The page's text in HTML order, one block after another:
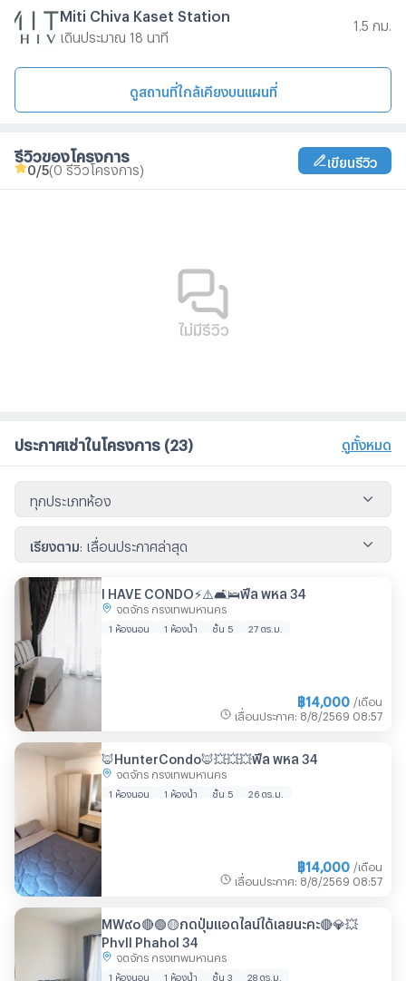
Miti Chiva Kaset Station
เดินประมาณ 18 นาที
1.5 กม.
ดูสถานที่ใกล้เคียงบนแผนที่
รีวิวของโครงการ
0 /5(0 รีวิวโครงการ)
เขียนรีวิว
ไม่มีรีวิว
ประกาศเช่าในโครงการ (23) ดูทั้งหมด
ทุกประเภทห้อง
เรียงตาม เลื่อนประกาศล่าสุด
I HAVE CONDO⚡️⚠️🛋️🛌ฟีล พหล 34
จตุจักร กรุงเทพมหานคร
1 ห้องนอน 1 ห้องน้ำ ชั้น 5 27 ตร.ม.
฿14,000 /เดือน
เลื่อนประกาศ : 8/8/2569 08:57
🦊HunterCondo🦊💥💥💥ฟีล พหล 34
จตุจักร กรุงเทพมหานคร
1 ห้องนอน 1 ห้องน้ำ ชั้น 5 26 ตร.ม.
฿14,000 /เดือน
เลื่อนประกาศ : 8/8/2569 08:57
MW๙๐🔴🟢🟡กดปุ่มแอดไลน์ได้เลยนะคะ🔴💎💥
Phyll Phahol 34
จตุจักร กรุงเทพมหานคร
1 ห้องนอน 1 ห้องน้ำ ชั้น 3 28 ตร.ม.